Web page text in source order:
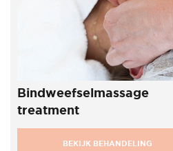
Bindweefselmassage
treatment
BEKIJK BEHANDELING